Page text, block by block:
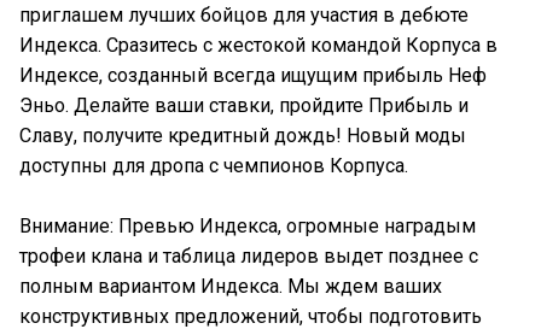
приглашем лучших бойцов для участия в дебюте
Индекса. Сразитесь с жестокой командой Корпуса в
Индексе, созданный всегда ищущим прибыль Неф
Эньо. Делайте ваши ставки, пройдите Прибыль и
Славу, получите кредитный дождь! Новый моды
доступны для дропа с чемпионов Корпуса.
Внимание: Превью Индекса, огромные наградым
трофеи клана и таблица лидеров выдет позднее с
полным вариантом Индекса. Мы ждем ваших
конструктивных предложений, чтобы подготовить